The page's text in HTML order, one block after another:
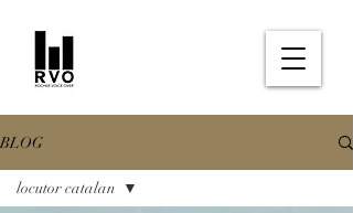
BLOG
locutor catalan